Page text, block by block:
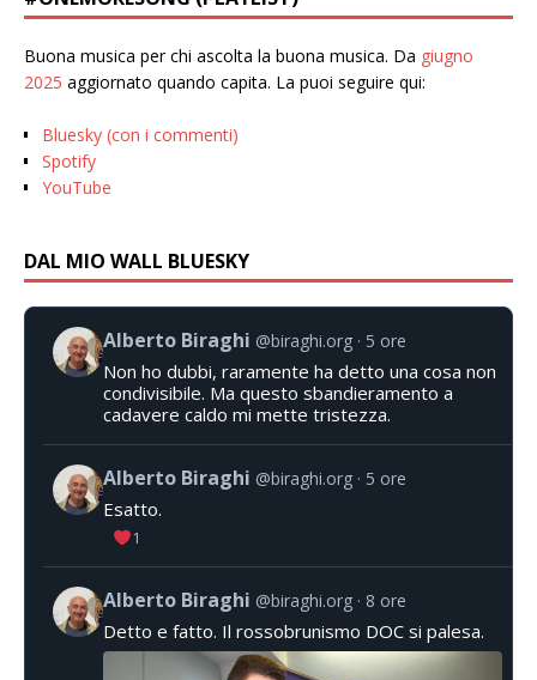
Buona musica per chi ascolta la buona musica. Da giugno
2025 aggiornato quando capita. La puoi seguire qui:
Bluesky (con i commenti)
Spotify
YouTube
DAL MIO WALL BLUESKY
Alberto Biraghi @biraghi.org 5 ore
Non ho dubbi, raramente ha detto una cosa non
condivisibile. Ma questo sbandieramento a
cadavere caldo mi mette tristezza.
Alberto Biraghi @biraghi.org 5 ore
Esatto.
1
Alberto Biraghi @biraghi.org 8 ore
Detto e fatto. Il rossobrunismo DOC si palesa.